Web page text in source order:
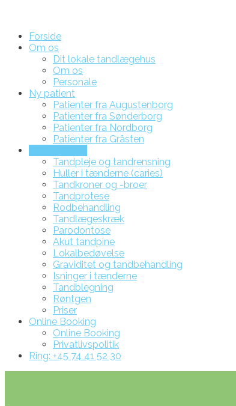
Forside
Om os
Dit lokale tandlægehus
Om os
Personale
Ny patient
Patienter fra Augustenborg
Patienter fra Sønderborg
Patienter fra Nordborg
Patienter fra Gråsten
Tandpleje og tandrensning
Huller i tænderne (caries)
Tandkroner og -broer
Tandprotese
Rodbehandling
Tandlægeskræk
Parodontose
Akut tandpine
Lokalbedøvelse
Graviditet og tandbehandling
Isninger i tænderne
Tandblegning
Røntgen
Priser
Online Booking
Online Booking
Privatlivspolitik
Ring: +45 74 41 52 30